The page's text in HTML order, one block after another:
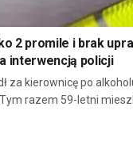
2 promile i brak
interwencją policji
za kierownicę po
razem 59-letni